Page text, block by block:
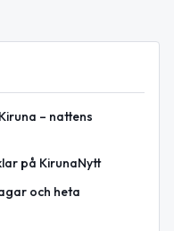
– nattens
på KirunaNytt
och heta